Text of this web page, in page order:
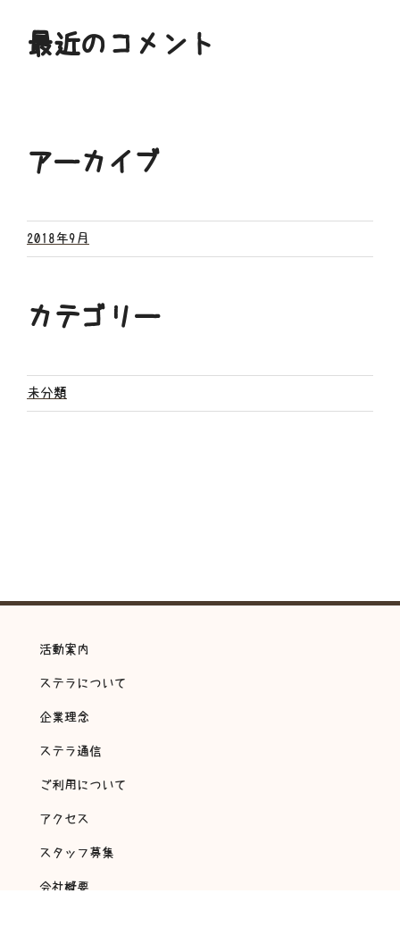
最近のコメント
アーカイブ
2018年9月
カテゴリー
未分類
活動案内
ステラについて
企業理念
ステラ通信
ご利用について
アクセス
スタッフ募集
会社概要